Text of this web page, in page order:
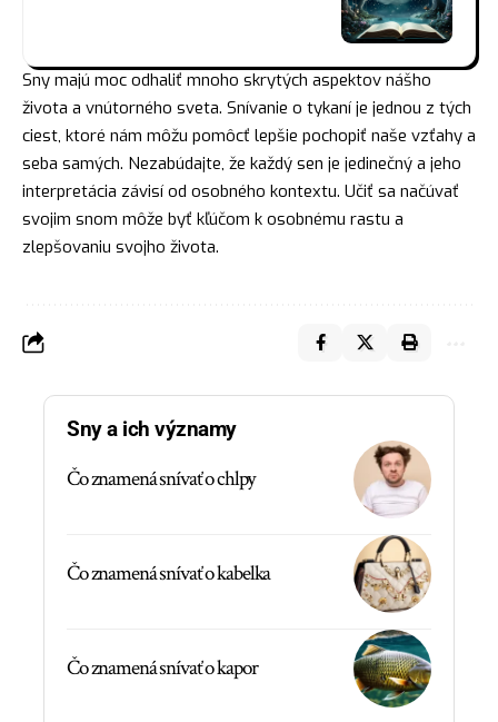
Sny majú moc odhaliť mnoho skrytých aspektov nášho
života a vnútorného sveta. Snívanie o tykaní je jednou z tých
ciest, ktoré nám môžu pomôcť lepšie pochopiť naše vzťahy a
seba samých. Nezabúdajte, že každý sen je jedinečný a jeho
interpretácia závisí od osobného kontextu. Učiť sa načúvať
svojim snom môže byť kľúčom k osobnému rastu a
zlepšovaniu svojho života.
Sny a ich významy
Čo znamená snívať o chlpy
Čo znamená snívať o kabelka
Čo znamená snívať o kapor